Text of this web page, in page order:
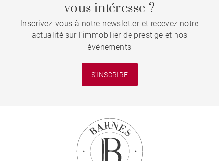
vous intéresse ?
Inscrivez-vous à notre newsletter et recevez notre
actualité sur l'immobilier de prestige et nos
événements
S'INSCRIRE